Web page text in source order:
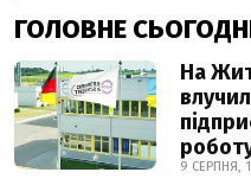
ГОЛОВНЕ
На
9 СЕРПНЯ,